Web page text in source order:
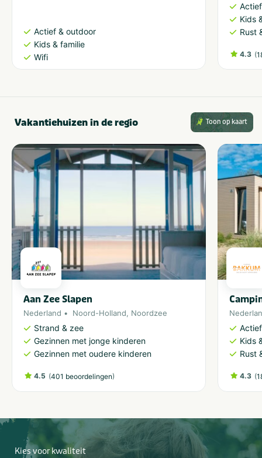
Actief & outdoor
Kids & familie
Wifi
Kids
Rust
4.3 (
Vakantiehuizen in de regio Toon op kaart
Aan Zee Slapen
Nederland Noord-Holland, Noordzee
Strand & zee
Gezinnen met jonge kinderen
Gezinnen met oudere kinderen
4.5 (401 beoordelingen)
Kids
Rust
4.3 (
Kies voor kwaliteit